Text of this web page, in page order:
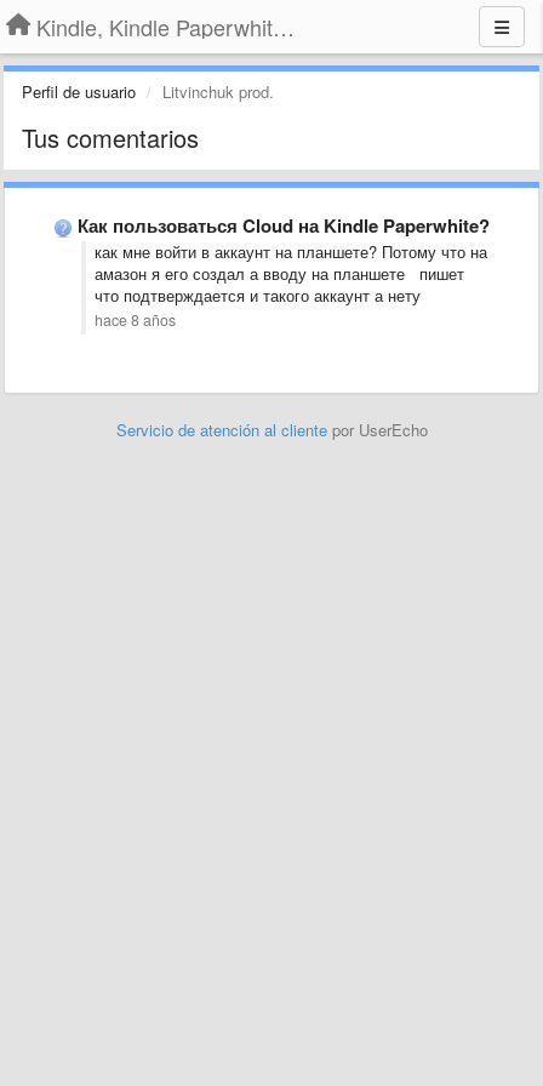
Kindle, Kindle Paperwhite, Kindle Voyage
Perfil de usuario Litvinchuk prod.
Tus comentarios
Как пользоваться Cloud на Kindle Paperwhite?
как мне войти в аккаунт на планшете? Потому что на
амазон я его создал а вводу на планшете пишет
что подтверждается и такого аккаунт а нету
hace 8 años
Servicio de atención al cliente por UserEcho